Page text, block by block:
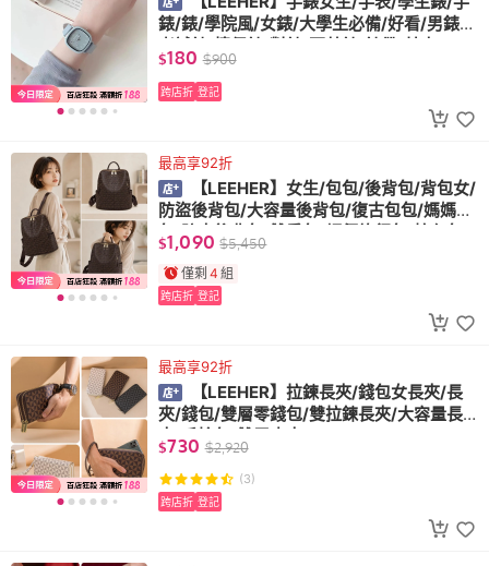
錶/錶/學院風/女錶/大學生必備/好看/男錶/
考試錶/情侶錶/對錶/石英錶/錶帶/基本/
$180 $900
跨店折 登記
最高享92折
【LEEHER】女生/包包/後背包/背包女/
防盜後背包/大容量後背包/復古包包/媽媽
包/防水後背包/雙肩包/輕便旅行包/棕色包
包/禮物
$1,090 $5,450
僅剩 4 組
跨店折 登記
最高享92折
【LEEHER】拉鍊長夾/錢包女長夾/長
夾/錢包/雙層零錢包/雙拉鍊長夾/大容量長
夾/手拎包/雙層皮夾
$730 $2,920
(3)
跨店折 登記